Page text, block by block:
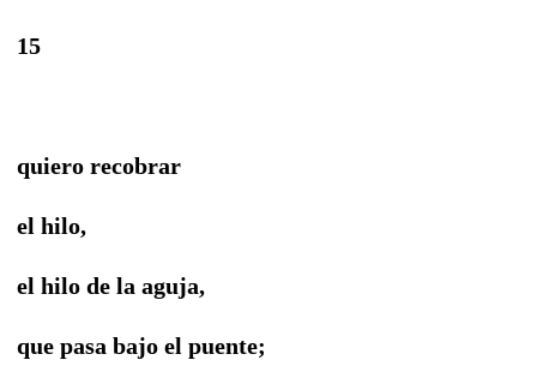
15
quiero recobrar
el hilo,
el hilo de la aguja,
que pasa bajo el puente;